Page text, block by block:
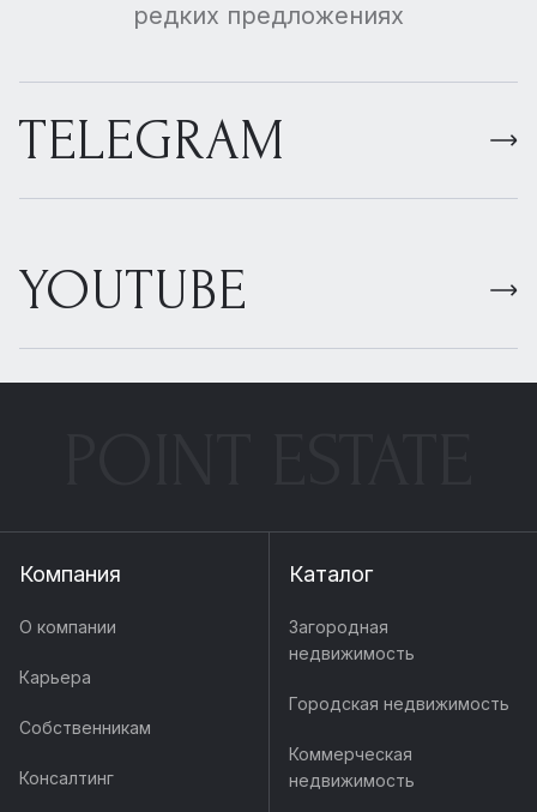
редких предложениях
TELEGRAM
YOUTUBE
Компания
О компании
Карьера
Собственникам
Консалтинг
Каталог
Загородная
недвижимость
Городская недвижимость
Коммерческая
недвижимость